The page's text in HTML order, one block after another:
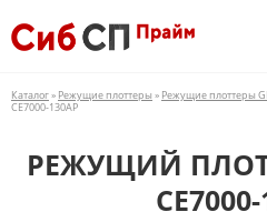
Каталог» Режущие плоттеры » Режущие плоттеры
CE7000-130AP
РЕЖУЩИЙ